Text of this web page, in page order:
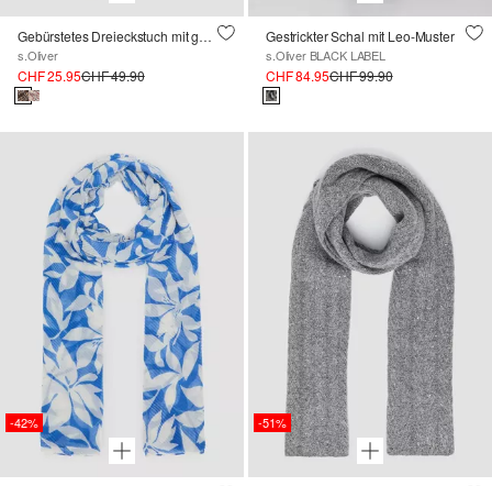
Gebürstetes Dreieckstuch mit gedrehten Fransen
s.Oliver
CHF 25.95CHF 49.90
Gestrickter Schal mit Leo-Muster
s.Oliver BLACK LABEL
CHF 84.95CHF 99.90
-42% -51%